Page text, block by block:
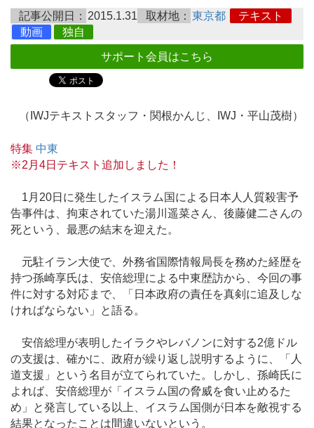
記事公開日： 2015.1.31 取材地： 東京都
テキスト
動画
独自
サポート会員はこちら
（IWJテキストスタッフ・関根かんじ、IWJ・平山茂樹）
特集 中東
※2月4日テキスト追加しました！
1月20日に発生したイスラム国による日本人人質殺害予
告事件は、拘束されていた湯川遥菜さん、後藤健二さんの
死という、最悪の結末を迎えた。
元駐イラン大使で、外務省国際情報局長を務めた経歴を
持つ孫崎享氏は、安倍総理による中東歴訪から、今回の事
件に対する対応まで、「日本政府の責任を真剣に追及しな
ければならない」と語る。
安倍総理が表明したイラクやレバノンに対する2億ドル
の支援は、確かに、政府が繰り返し説明するように、「人
道支援」という名目が立てられていた。しかし、孫崎氏に
よれば、安倍総理が「イスラム国の脅威を食い止めるた
め」と発言している以上、イスラム国側が日本を敵視する
結果となったことは間違いないという。